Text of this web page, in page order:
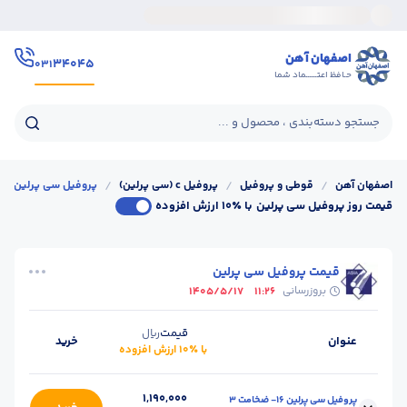
اصفهان آهن
حـافظ اعتــــــماد شما
۳۴۰۴۵۰۳۱
جستجو دسته‌بندی ، محصول و ...
اصفهان آهن / قوطی و پروفیل / پروفیل c (سی پرلین) / پروفیل سی پرلین
قیمت روز پروفیل سی پرلین با ٪۱۰ ارزش افزوده
قیمت پروفیل سی پرلین
بروزرسانی 11:26
1405/5/17
عنوان قیمتریال
با ٪۱۰ ارزش افزوده
خرید
پروفیل سی پرلین 16- ضخامت 3
1,190,000